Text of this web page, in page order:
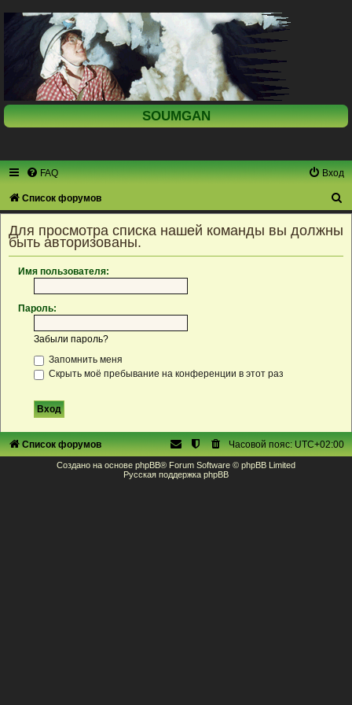
SOUMGAN
FAQ Вход
Список форумов
Для просмотра списка нашей команды вы должны
быть авторизованы.
Имя пользователя:
Пароль:
Забыли пароль?
Запомнить меня
Скрыть моё пребывание на конференции в этот раз
Список форумов Часовой пояс:UTC+02:00
Создано на основе phpBB® Forum Software © phpBB Limited
Русская поддержка phpBB